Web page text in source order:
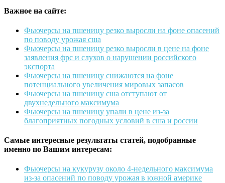
Важное на сайте:
Фьючерсы на пшеницу резко выросли на фоне опасений
по поводу урожая сша
Фьючерсы на пшеницу резко выросли в цене на фоне
заявления фрс и слухов о нарушении российского
экспорта
Фьючерсы на пшеницу снижаются на фоне
потенциального увеличения мировых запасов
Фьючерсы на пшеницу сша отступают от
двухнедельного максимума
Фьючерсы на пшеницу упали в цене из-за
благоприятных погодных условий в сша и россии
Самые интересные результаты статей, подобранные
именно по Вашим интересам:
Фьючерсы на кукурузу около 4-недельного максимума
из-за опасений по поводу урожая в южной америке